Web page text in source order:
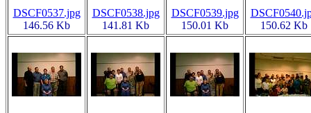
DSCF0537.jpg
146.56 Kb
DSCF0538.jpg
141.81 Kb
DSCF0539.jpg
150.01 Kb
150.62 Kb